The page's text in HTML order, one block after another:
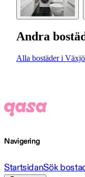
Andra
Alla bostäder i Växjö
Navigering
StartsidanSök